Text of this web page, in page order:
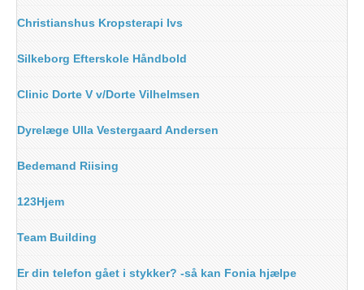
Christianshus Kropsterapi Ivs
Silkeborg Efterskole Håndbold
Clinic Dorte V v/Dorte Vilhelmsen
Dyrelæge Ulla Vestergaard Andersen
Bedemand Riising
123Hjem
Team Building
Er din telefon gået i stykker? -så kan Fonia hjælpe